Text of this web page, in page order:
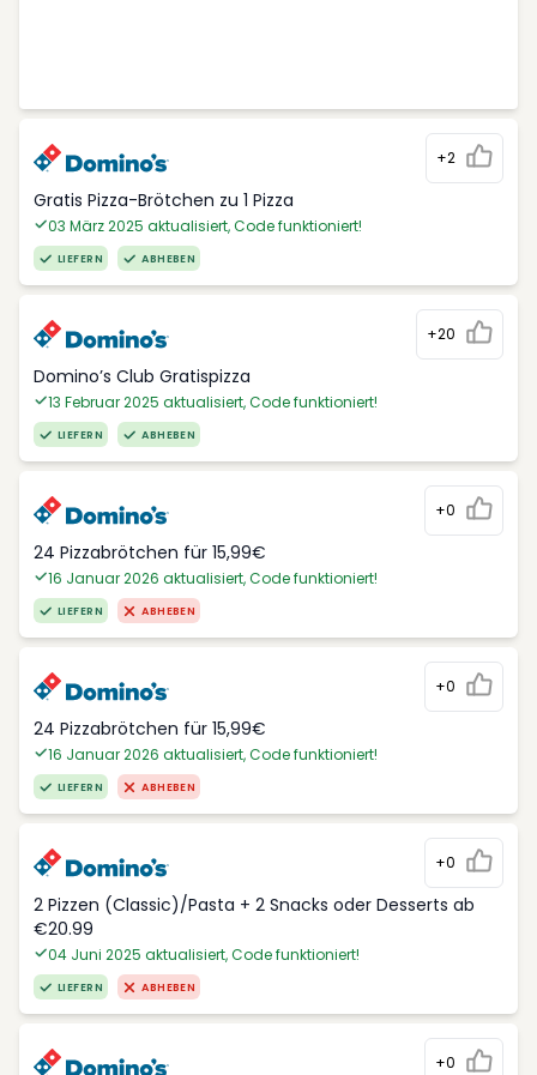
+2
Gratis Pizza-Brötchen zu 1 Pizza
03 März 2025 aktualisiert, Code funktioniert!
LIEFERN ABHEBEN
+20
Domino’s Club Gratispizza
13 Februar 2025 aktualisiert, Code funktioniert!
LIEFERN ABHEBEN
+0
24 Pizzabrötchen für 15,99€
16 Januar 2026 aktualisiert, Code funktioniert!
LIEFERN ABHEBEN
+0
24 Pizzabrötchen für 15,99€
16 Januar 2026 aktualisiert, Code funktioniert!
LIEFERN ABHEBEN
+0
2 Pizzen (Classic)/Pasta + 2 Snacks oder Desserts ab
€20.99
04 Juni 2025 aktualisiert, Code funktioniert!
LIEFERN ABHEBEN
+0